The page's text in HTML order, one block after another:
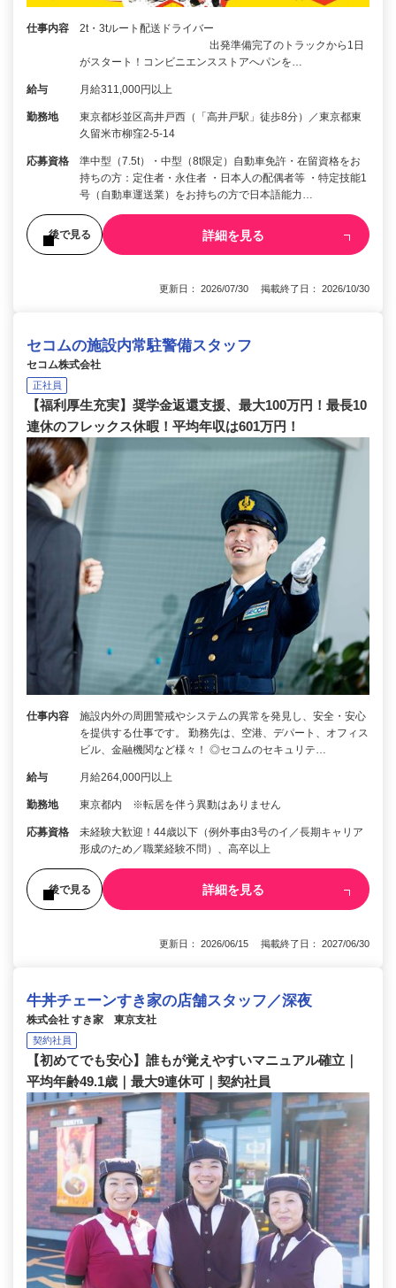
仕事内容
2t・3tルート配送ドライバー
出発準備完了のトラックから1日
がスタート！コンビニエンスストアへパンを…
給与 月給311,000円以上
勤務地
東京都杉並区高井戸西（「高井戸駅」徒歩8分）／東京都東
久留米市柳窪2-5-14
応募資格
準中型（7.5t）・中型（8t限定）自動車免許・在留資格をお
持ちの方：定住者・永住者 ・日本人の配偶者等 ・特定技能1
号（自動車運送業）をお持ちの方で日本語能力…
後で見る 詳細を見る
更新日： 2026/07/30 掲載終了日： 2026/10/30
セコムの施設内常駐警備スタッフ
セコム株式会社
正社員
【福利厚生充実】奨学金返還支援、最大100万円！最長10
連休のフレックス休暇！平均年収は601万円！
仕事内容
施設内外の周囲警戒やシステムの異常を発見し、安全・安心
を提供する仕事です。 勤務先は、空港、デパート、オフィス
ビル、金融機関など様々！ ◎セコムのセキュリテ…
給与 月給264,000円以上
勤務地 東京都内 ※転居を伴う異動はありません
応募資格
未経験大歓迎！44歳以下（例外事由3号のイ／長期キャリア
形成のため／職業経験不問）、高卒以上
後で見る 詳細を見る
更新日： 2026/06/15 掲載終了日： 2027/06/30
牛丼チェーンすき家の店舗スタッフ／深夜
株式会社 すき家 東京支社
契約社員
【初めてでも安心】誰もが覚えやすいマニュアル確立｜
平均年齢49.1歳｜最大9連休可｜契約社員